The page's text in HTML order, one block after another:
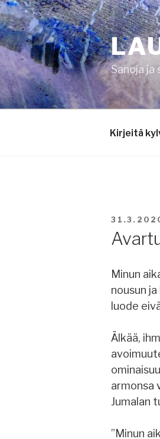
Siirry
sisältöön
Sanoja ja
Kirjeitä
Minun
nousun
luode
Älkää,
armonsa
Jumalan
”Minun